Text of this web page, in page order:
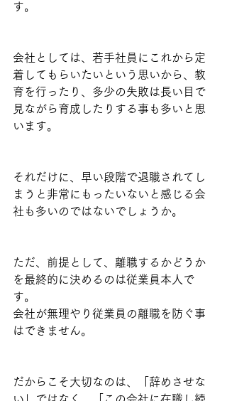
す。
会社としては、若手社員にこれから定
着してもらいたいという思いから、教
育を行ったり、多少の失敗は長い目で
見ながら育成したりする事も多いと思
います。
それだけに、早い段階で退職されてし
まうと非常にもったいないと感じる会
社も多いのではないでしょうか。
ただ、前提として、離職するかどうか
を最終的に決めるのは従業員本人で
す。
会社が無理やり従業員の離職を防ぐ事
はできません。
だからこそ大切なのは、「辞めさせな